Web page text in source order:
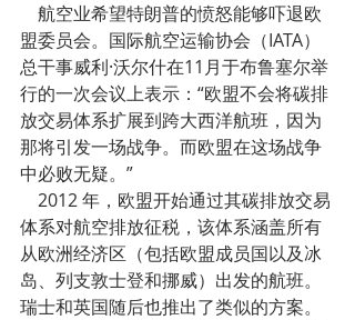
航空业希望特朗普的愤怒能够吓退欧
盟委员会。国际航空运输协会（IATA）
总干事威利·沃尔什在11月于布鲁塞尔举
行的一次会议上表示：“欧盟不会将碳排
放交易体系扩展到跨大西洋航班，因为
那将引发一场战争。而欧盟在这场战争
中必败无疑。”
2012 年，欧盟开始通过其碳排放交易
体系对航空排放征税，该体系涵盖所有
从欧洲经济区（包括欧盟成员国以及冰
岛、列支敦士登和挪威）出发的航班。
瑞士和英国随后也推出了类似的方案。